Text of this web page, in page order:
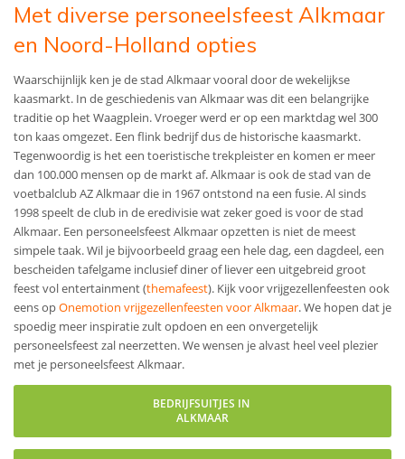
Met diverse personeelsfeest Alkmaar
en Noord-Holland opties
Waarschijnlijk ken je de stad Alkmaar vooral door de wekelijkse
kaasmarkt. In de geschiedenis van Alkmaar was dit een belangrijke
traditie op het Waagplein. Vroeger werd er op een marktdag wel 300
ton kaas omgezet. Een flink bedrijf dus de historische kaasmarkt.
Tegenwoordig is het een toeristische trekpleister en komen er meer
dan 100.000 mensen op de markt af. Alkmaar is ook de stad van de
voetbalclub AZ Alkmaar die in 1967 ontstond na een fusie. Al sinds
1998 speelt de club in de eredivisie wat zeker goed is voor de stad
Alkmaar. Een personeelsfeest Alkmaar opzetten is niet de meest
simpele taak. Wil je bijvoorbeeld graag een hele dag, een dagdeel, een
bescheiden tafelgame inclusief diner of liever een uitgebreid groot
feest vol entertainment (themafeest). Kijk voor vrijgezellenfeesten ook
eens opOnemotion vrijgezellenfeesten voor Alkmaar. We hopen dat je
spoedig meer inspiratie zult opdoen en een onvergetelijk
personeelsfeest zal neerzetten. We wensen je alvast heel veel plezier
met je personeelsfeest Alkmaar.
BEDRIJFSUITJES IN
ALKMAAR